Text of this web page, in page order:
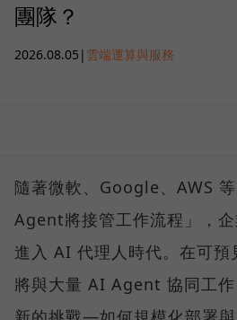
團隊？
2026.08.05 | 雲端運算與服務
隨著微軟、Google、AWS
Agent將接管工作流程」，
進入 AI 代理人時代。在可預
將與大量 AI Agent 協同工